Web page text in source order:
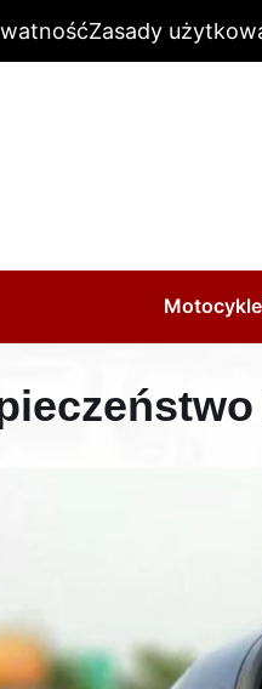
Zasady
Motocykle